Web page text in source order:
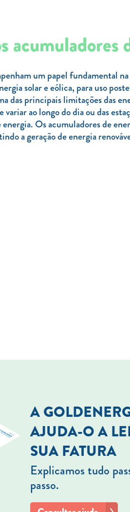
acumuladores
um papel fundamental
solar e eólica, para uso
das principais limitações das
ao longo do dia ou das
Os acumuladores de
a geração de energia
A
AJUDA-O A
SUA FATURA
Explicamos tudo
passo.